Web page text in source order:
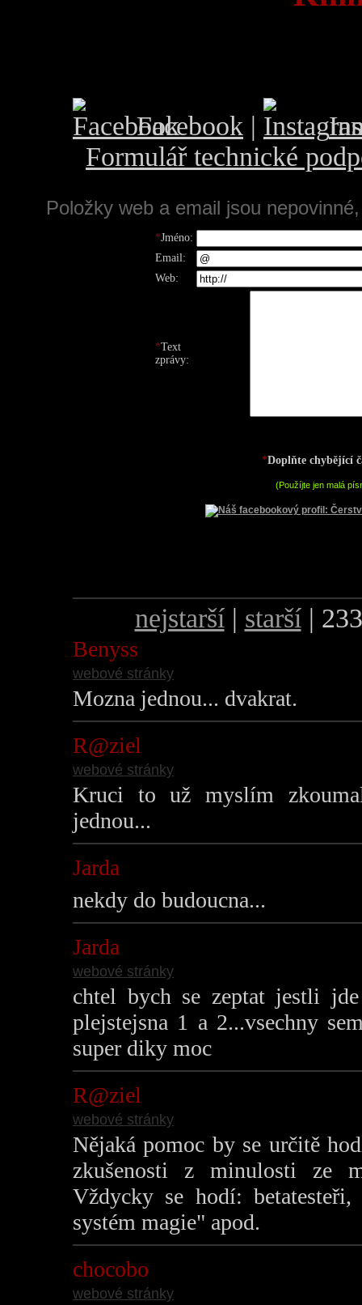
Facebook |
Formulář technické
Položky web a email jsou
*Jméno:
Email:
Web:
*Text
zprávy:
*Doplňte chybějící
(Použíjte jen malá
nejstarší| starší|
Benyss
webové stránky
Mozna jednou... dvakrat.
R@ziel
webové stránky
Kruci to už myslím
jednou...
Jarda
nekdy do budoucna...
Jarda
webové stránky
chtel bych se zeptat jestli
plejstejsna 1 a 2...vsechny
super diky moc
R@ziel
webové stránky
Nějaká pomoc by se určitě
zkušenosti z minulosti ze
Vždycky se hodí:
systém magie" apod.
chocobo
webové stránky